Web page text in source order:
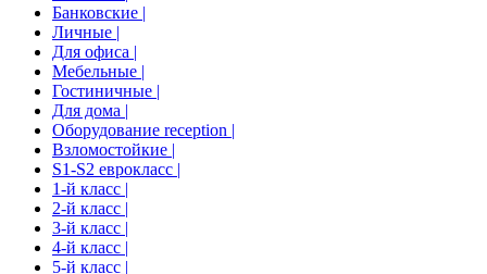
Банковские |
Личные |
Для офиса |
Мебельные |
Гостиничные |
Для дома |
Оборудование reception |
Взломостойкие |
S1-S2 еврокласс |
1-й класс |
2-й класс |
3-й класс |
4-й класс |
5-й класс |